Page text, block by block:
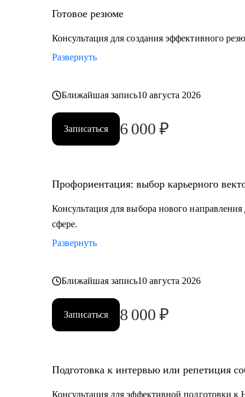
Тестирование, Техническая поддержка,
Продуктовый и Проектный менеджмент,
• Специалистам в продажах и развитии бизнеса
Готовое резюме
Консультация для создания эффективного
Развернуть
Ближайшая запись10 августа 2026
Записаться 6 000 ₽
Профориентация: выбор карьерного
Консультация для выбора нового
сфере.
Развернуть
Ближайшая запись10 августа 2026
Записаться 8 000 ₽
Подготовка к интервью или репетиция
Консультация для эффективной подготовки